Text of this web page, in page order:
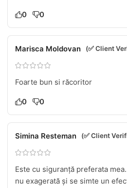
0 0
Marisca Moldovan (✅ Client
Foarte bun si răcoritor
0 0
Simina Resteman (✅ Client
Este cu siguranță preferata
nu exagerată și se simte un